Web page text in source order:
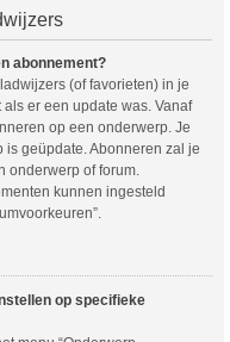
abonnement?
(of favorieten) in je
er een update was. Vanaf
op een onderwerp. Je
geüpdate. Abonneren zal je
onderwerp of forum.
kunnen ingesteld
op specifieke